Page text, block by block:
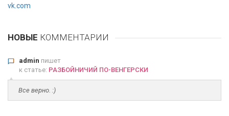
vk.com
НОВЫЕ КОММЕНТАРИИ
admin пишет
к статье: РАЗБОЙНИЧИЙ ПО-ВЕНГЕРСКИ
Все верно. :)